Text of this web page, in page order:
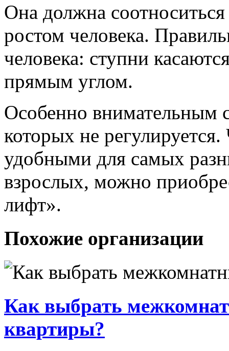
Она должна
ростом человека.
человека: ступни
прямым углом.
Особенно внимательным
которых не
удобными для самых
взрослых, можно
лифт».
Похожие организации
Как выбрать
квартиры?